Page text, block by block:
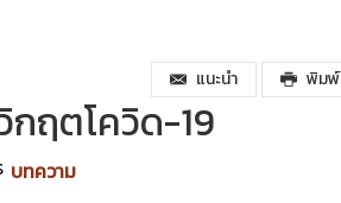
แนะนำ พิมพ์
ฤตโควิด-19
บทความ